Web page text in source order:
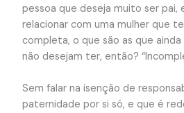
pessoa que deseja muito ser pai,
relacionar com uma mulher que
completa, o que são as que
não desejam ter, então?
Sem falar na isenção de
paternidade por si só, e que é